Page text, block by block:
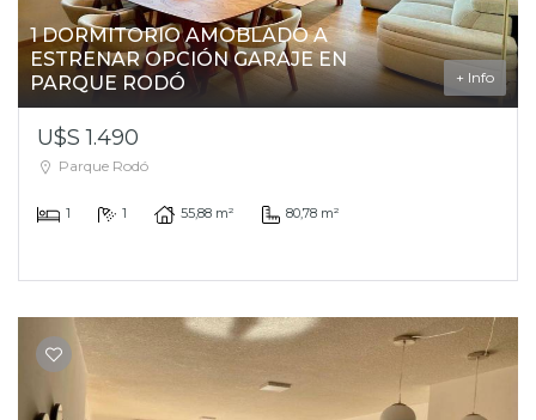
1 DORMITORIO AMOBLADO A
ESTRENAR OPCIÓN GARAJE EN
PARQUE RODÓ
+ Info
U$S 1.490
Parque Rodó
1 1 55,88 m² 80,78 m²